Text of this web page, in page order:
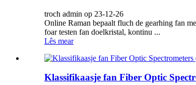
troch admin op 23-12-26
Online Raman bepaalt fluch de gearhing fan
foar testen fan doelkristal, kontinu ...
Lês mear
Klassifikaasje fan Fiber Optic